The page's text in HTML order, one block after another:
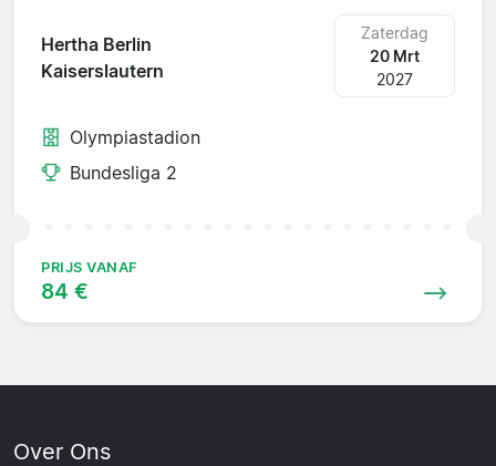
Hertha Berlin
Kaiserslautern
Zaterdag
20 Mrt
2027
Olympiastadion
Bundesliga 2
PRIJS VANAF
84 €
Over Ons